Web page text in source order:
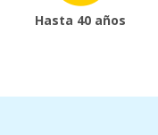
Hasta 40 años